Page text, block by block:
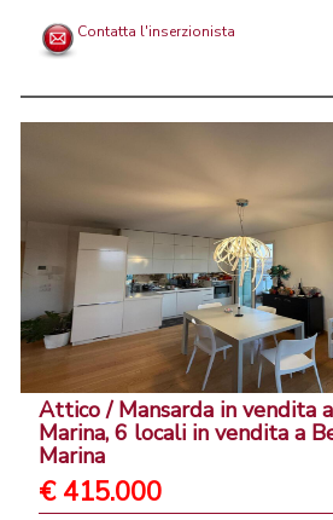
Contatta l'inserzionista
Attico / Mansarda in vendita
Marina, 6 locali in vendita a
Marina
€ 415.000